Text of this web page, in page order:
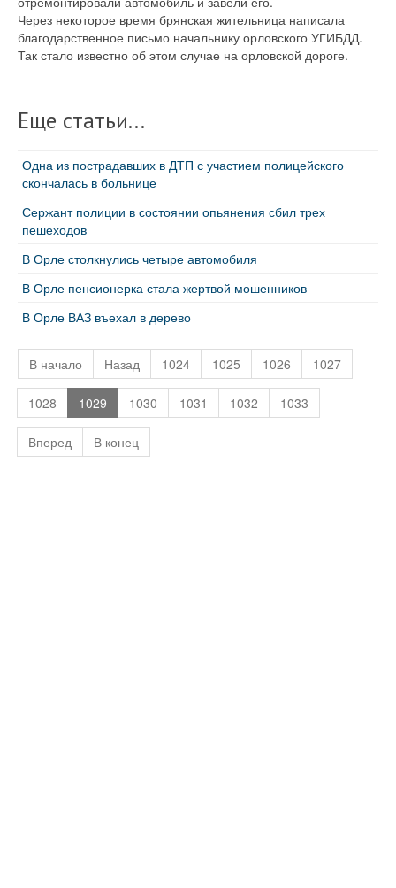
Через некоторое время брянская жительница написала
благодарственное письмо начальнику орловского УГИБДД.
Так стало известно об этом случае на орловской дороге.
Еще статьи...
Одна из пострадавших в ДТП с участием полицейского
скончалась в больнице
Сержант полиции в состоянии опьянения сбил трех
пешеходов
В Орле столкнулись четыре автомобиля
В Орле пенсионерка стала жертвой мошенников
В Орле ВАЗ въехал в дерево
В начало Назад 1024 1025 1026 1027
1028 1029 1030 1031 1032 1033
Вперед В конец